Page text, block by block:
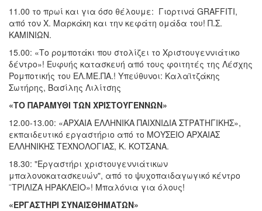
11.00 το πρωί και για όσο θέλουμε: Γιορτινά GRAFFITI,
από τον Χ. Μαρκάκη και την κεφάτη ομάδα του! Π.Σ.
ΚΑΜΙΝΙΩΝ.
15.00: «Το ρομποτάκι που στολίζει το Χριστουγεννιάτικο
δέντρο»! Ευφυής κατασκευή από τους φοιτητές της Λέσχης
Ρομποτικής του ΕΛ.ΜΕ.ΠΑ.! Υπεύθυνοι: Καλαϊτζάκης
Σωτήρης, Βασίλης Λιλίτσης
«ΤΟ ΠΑΡΑΜΥΘΙ ΤΩΝ ΧΡΙΣΤΟΥΓΕΝΝΩΝ»
12.00-13.00: «ΑΡΧΑΙΑ ΕΛΛΗΝΙΚΑ ΠΑΙΧΝΙΔΙΑ ΣΤΡΑΤΗΓΙΚΗΣ»,
εκπαιδευτικό εργαστήριο από το ΜΟΥΣΕΙΟ ΑΡΧΑΙΑΣ
ΕΛΛΗΝΙΚΗΣ ΤΕΧΝΟΛΟΓΙΑΣ, Κ. ΚΟΤΣΑΝΑ.
18.30: "Εργαστήρι χριστουγεννιάτικων
μπαλονoκατασκευών", από το ψυχοπαιδαγωγικό κέντρο
¨ΤΡΙΛΙΖΑ ΗΡΑΚΛΕΙΟ»! Μπαλόνια για όλους!
«ΕΡΓΑΣΤΗΡΙ ΣΥΝΑΙΣΘΗΜΑΤΩΝ»